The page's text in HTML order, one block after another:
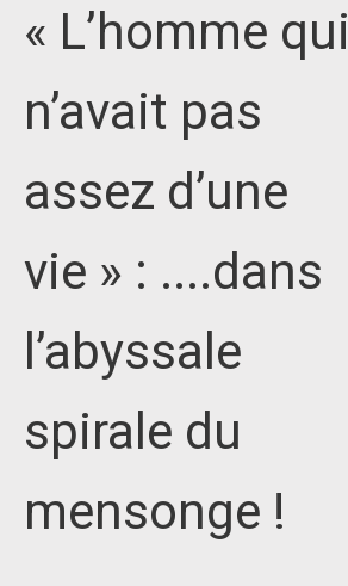
« L’homme qui
n’avait pas
assez d’une
vie » : ....dans
l’abyssale
spirale du
mensonge !